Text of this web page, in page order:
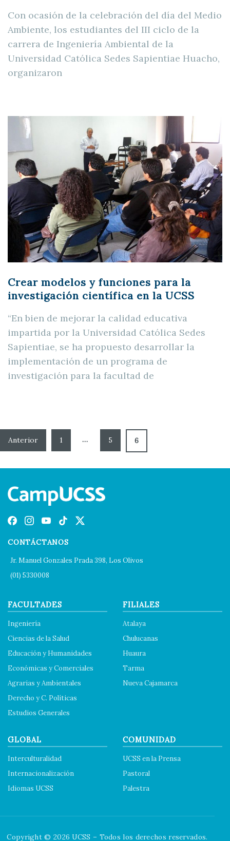
Con ocasión de la celebración del día del Medio
Ambiente, los estudiantes del III ciclo de la
carrera de Ingeniería Ambiental de la
Universidad Católica Sedes Sapientiae Huacho,
organizaron
Crear modelos y funciones para la
investigación científica en la UCSS
“En bien de mejorar la calidad educativa
impartida por la Universidad Católica Sedes
Sapientiae, se ha propuesto desarrollar la
implementación de un programa de
investigación para la facultad de
1 … 5 6
CONTÁCTANOS
Jr. Manuel Gonzales Prada 398, Los Olivos
(01) 5330008
FACULTADES
Ingeniería
Ciencias de la Salud
Educación y Humanidades
Económicas y Comerciales
Agrarias y Ambientales
Derecho y C. Políticas
Estudios Generales
FILIALES
Atalaya
Chulucanas
Huaura
Tarma
Nueva Cajamarca
GLOBAL
Interculturalidad
Internacionalización
Idiomas UCSS
COMUNIDAD
UCSS en la Prensa
Pastoral
Palestra
Copyright © 2026 UCSS – Todos los derechos reservados.